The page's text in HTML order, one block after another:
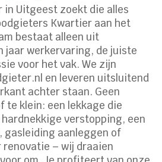
in Uitgeest zoekt die alles
Kwartier aan het
bestaat alleen uit
jaar werkervaring, de juiste
voor het vak. We zijn
en leveren uitsluitend
achter staan. Geen
te klein: een lekkage die
verstopping, een
gasleiding aanleggen of
– wij draaien